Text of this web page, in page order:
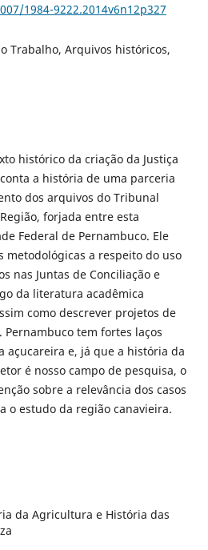
1984-9222.2014v6n12p327
Trabalho, Arquivos históricos,
histórico da criação da Justiça
a história de uma parceria
dos arquivos do Tribunal
forjada entre esta
Federal de Pernambuco. Ele
metodológicas a respeito do uso
nas Juntas de Conciliação e
da literatura acadêmica
como descrever projetos de
tem fortes laços
açucareira e, já que a história da
é nosso campo de pesquisa, o
sobre a relevância dos casos
o estudo da região canavieira.
da Agricultura e História das